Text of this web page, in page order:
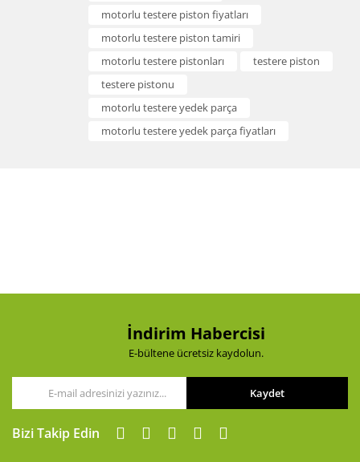
formunu kullanarak tarafımıza iletebilirsiniz.
Görüş ve önerileriniz için teşekkür ederiz.
Ürün resmi kalitesiz, bozuk veya görüntülenemiyor.
Ürün açıklamasında eksik bilgiler bulunuyor.
Ürün bilgilerinde hatalar bulunuyor.
Ürün fiyatı diğer sitelerden daha pahalı.
motorlu testere piston fiyatları
motorlu testere piston tamiri
motorlu testere pistonları
testere piston
testere pistonu
motorlu testere yedek parça
motorlu testere yedek parça fiyatları
İndirim Habercisi
E-bültene ücretsiz kaydolun.
Kaydet
Bizi Takip Edin